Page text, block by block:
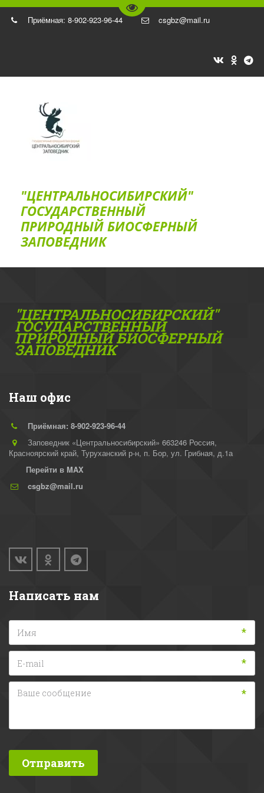
Перейти на версию для
Приёмная: 8-902-923-96-44 csgbz@mail.ru
"ЦЕНТРАЛЬНОСИБИРСКИЙ"
ГОС­УДАРСТВЕННЫЙ
ПРИРОДНЫЙ БИОСФЕРНЫЙ
ЗАПОВЕДНИК
"ЦЕНТРАЛЬНОСИБИРСКИЙ"
ГОС­УДАРСТВЕННЫЙ
ПРИРОДНЫЙ БИОСФЕРНЫЙ
ЗАПОВЕДНИК
Наш офис
Приёмная: 8-902-923-96-44
Заповедник «Центральносибирский» 663246 Россия,
Красноярский край, Туруханский р-н, п. Бор, ул. Грибная, д.1а
Перейти в MAX
csgbz@mail.ru
Написать нам
*
*
*
Отправить